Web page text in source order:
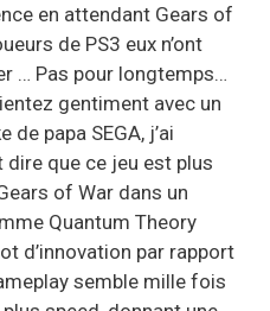
en attendant Gears of
de PS3 eux n’ont
… Pas pour longtemps…
gentiment avec un
papa SEGA, j’ai
dire que ce jeu est plus
of War dans un
Quantum Theory
d’innovation par rapport
semble mille fois